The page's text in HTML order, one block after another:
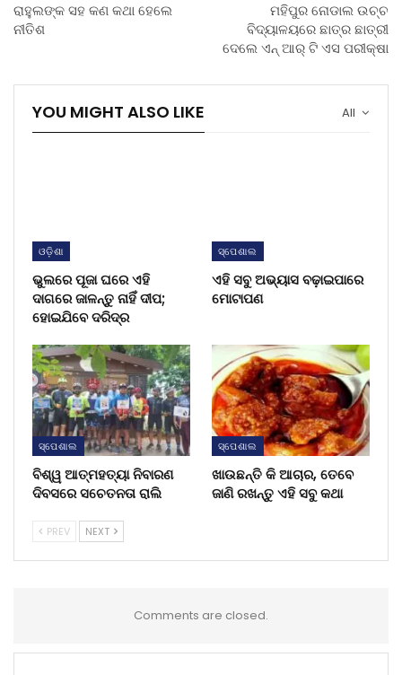
ରାହୁଲଙ୍କ ସହ କଣ କଥା ହେଲେ
ନୀତିଶ
ମହିପୁର ନୋଡାଲ ଉଚ୍ଚ
ବିଦ୍ୟାଳୟରେ ଛାତ୍ର ଛାତ୍ରୀ
ଦେଲେ ଏନ୍ ଆର୍ ଟି ଏସ ପରୀକ୍ଷା
All
YOU MIGHT ALSO LIKE
ଓଡ଼ିଶା
ଭୁଲରେ ପୂଜା ଘରେ ଏହି
ଦାଗରେ ଜାଳନ୍ତୁ ନାହିଁ ଦୀପ;
ହୋଇଯିବେ ଦରିଦ୍ର
ସ୍ପେଶାଲ
ଏହି ସବୁ ଅଭ୍ୟାସ ବଢ଼ାଇପାରେ
ମୋଟାପଣ
ସ୍ପେଶାଲ
ବିଶ୍ୱ ଆତ୍ମହତ୍ୟା ନିବାରଣ
ଦିବସରେ ସଚେତନତା ରାଲି
ସ୍ପେଶାଲ
ଖାଉଛନ୍ତି କି ଆଚାର, ତେବେ
ଜାଣି ରଖନ୍ତୁ ଏହି ସବୁ କଥା
PREV NEXT
Comments are closed.